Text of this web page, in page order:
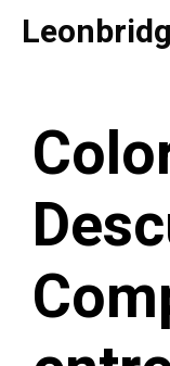
SaltarLeonbridg